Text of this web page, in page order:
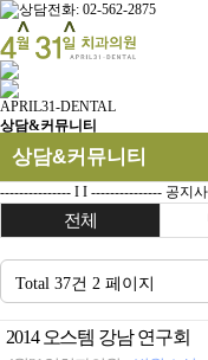
APRIL31-DENTAL
상담&커뮤니티
상담&커뮤니티
4월31일치과
치아교정
심미치료
--------------- I I --------------- 공지
전체
Total 37건 2 페이지
2014 오스템 강남 연구회